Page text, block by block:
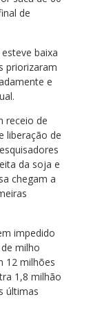
de
baixa
priorizaram
e
receio de
liberação de
da soja e
chegam a
impedido
milho
12 milhões
1,8 milhão
últimas